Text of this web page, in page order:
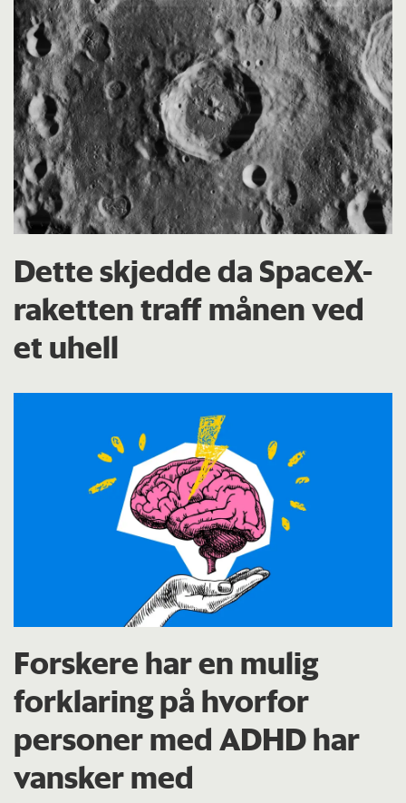
Dette skjedde da SpaceX-
raketten traff månen ved
et uhell
Forskere har en mulig
forklaring på hvorfor
personer med ADHD har
vansker med